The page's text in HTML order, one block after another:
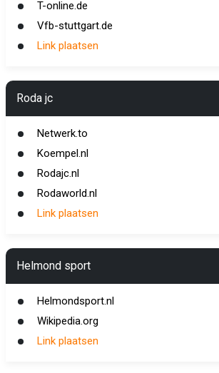
T-online.de
Vfb-stuttgart.de
Link plaatsen
Roda jc
Netwerk.to
Koempel.nl
Rodajc.nl
Rodaworld.nl
Link plaatsen
Helmond sport
Helmondsport.nl
Wikipedia.org
Link plaatsen